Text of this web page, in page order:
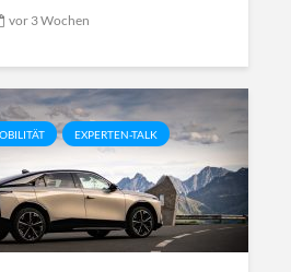
vor 3 Wochen
EXPERTEN-TALK